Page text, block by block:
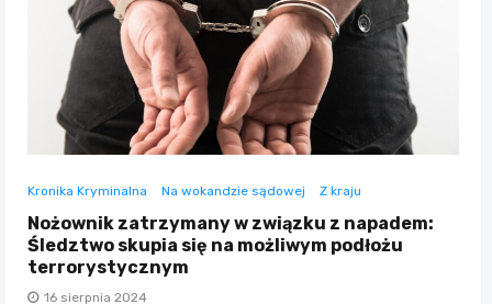
Kronika Kryminalna Na wokandzie sądowej Z kraju
Nożownik zatrzymany w związku z napadem:
Śledztwo skupia się na możliwym podłożu
terrorystycznym
16 sierpnia 2024